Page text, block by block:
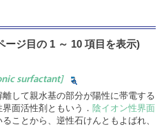
ージ目の 1 ～ 10 項目を表示)
surfactant]
して親水基の部分が陽性に帯電する
面活性剤ともいう． 陰イオン性界面
ことから、逆性石けんともよばれ、